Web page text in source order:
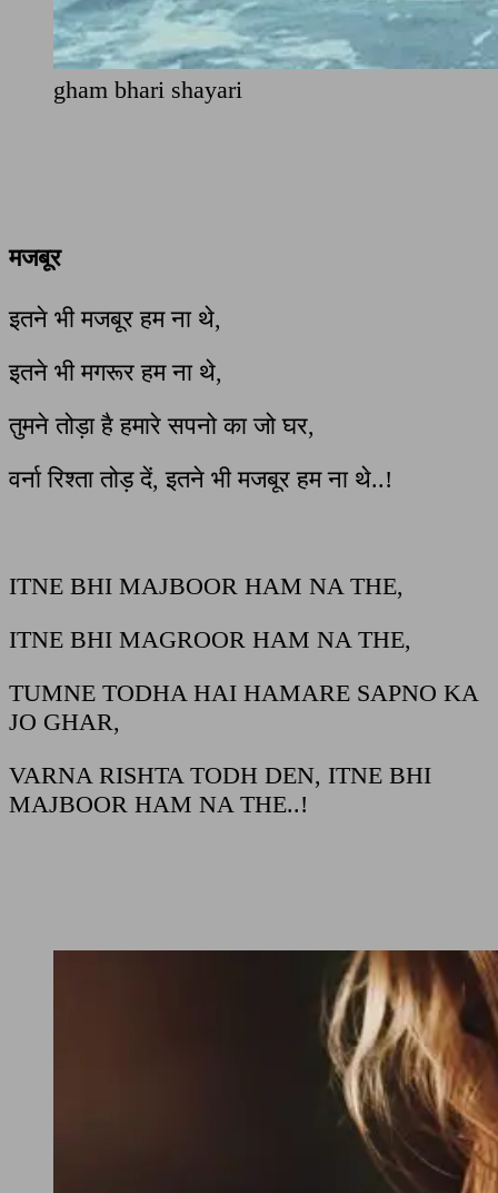
gham bhari shayari
मजबूर
इतने भी मजबूर हम ना थे,
इतने भी मगरूर हम ना थे,
तुमने तोड़ा है हमारे सपनो का जो घर,
वर्ना रिश्ता तोड़ दें, इतने भी मजबूर हम ना थे..!
ITNE BHI MAJBOOR HAM NA THE,
ITNE BHI MAGROOR HAM NA THE,
TUMNE TODHA HAI HAMARE SAPNO KA
JO GHAR,
VARNA RISHTA TODH DEN, ITNE BHI
MAJBOOR HAM NA THE..!